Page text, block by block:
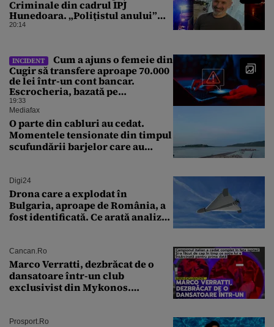
Criminale din cadrul IPJ
Hunedoara. „Polițistul anului”
este de negăsit de 2 zile
20:14
INCIDENT
Cum a ajuns o femeie din
Cugir să transfere aproape 70.000
de lei într-un cont bancar.
Escrocheria, bazată pe
Inteligența Artificială
19:33
Mediafax
O parte din cabluri au cedat.
Momentele tensionate din timpul
scufundării barjelor care au
Digi24
Drona care a explodat în
Bulgaria, aproape de România, a
fost identificată. Ce arată analiza
Cancan.ro
Marco Verratti, dezbrăcat de o
dansatoare într-un club
exclusivist din Mykonos.
Prosport.ro